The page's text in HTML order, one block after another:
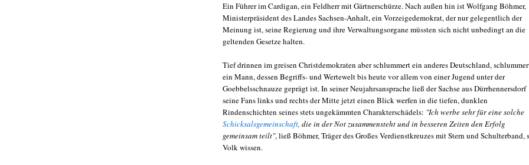
Ein Führer im Cardigan, ein Feldherr mit Gärtnerschürze. Nach außen hin ist Wolfgang Böhmer,
Ministerpräsident des Landes Sachsen-Anhalt, ein Vorzeigedemokrat, der nur gelegentlich der
Meinung ist, seine Regierung und ihre Verwaltungsorgane müssten sich nicht unbedingt an die
geltenden Gesetze halten.
Tief drinnen im greisen Christdemokraten aber schlummert ein anderes Deutschland,
ein Mann, dessen Begriffs- und Wertewelt bis heute vor allem von einer Jugend unter der
Goebbelsschnauze geprägt ist. In seiner Neujahrsansprache ließ der Sachse aus Dürrhennersdorf
seine Fans links und rechts der Mitte jetzt einen Blick werfen in die tiefen, dunklen
Rindenschichten seines stets ungekämmten Charakterschädels: "Ich werbe sehr für eine solche
Schicksalsgemeinschaft, die in der Not zusammensteht und in besseren Zeiten den Erfolg
gemeinsam teilt", ließ Böhmer, Träger des Großes Verdienstkreuzes mit Stern und Schulterband,
Volk wissen.